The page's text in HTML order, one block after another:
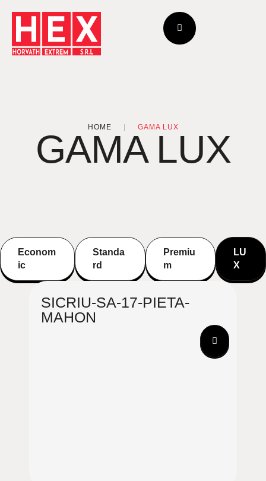
HOME GAMA LUX
GAMA LUX
Econom
ic
Standa
rd
Premiu
m
LU
X
SICRIU-SA-17-PIETA-
MAHON